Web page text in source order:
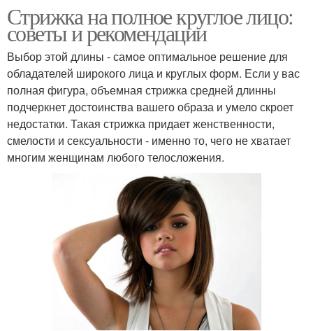
Стрижка на полное круглое лицо:
советы и рекомендации
Выбор этой длины - самое оптимальное решение для
обладателей широкого лица и круглых форм. Если у вас
полная фигура, объемная стрижка средней длинны
подчеркнет достоинства вашего образа и умело скроет
недостатки. Такая стрижка придает женственности,
смелости и сексуальности - именно то, чего не хватает
многим женщинам любого телосложения.